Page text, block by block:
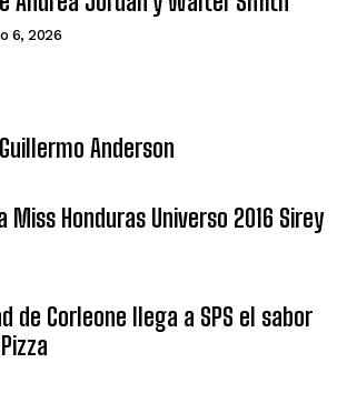
6, 2026
Anderson
Miss Honduras Universo 2016 Sirey
de Corleone llega a SPS el sabor